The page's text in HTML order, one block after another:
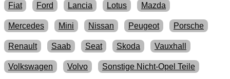
Fiat Ford Lancia Lotus Mazda
Mercedes Mini Nissan Peugeot Porsche
Renault Saab Seat Skoda Vauxhall
Volkswagen Volvo Sonstige Nicht-Opel Teile